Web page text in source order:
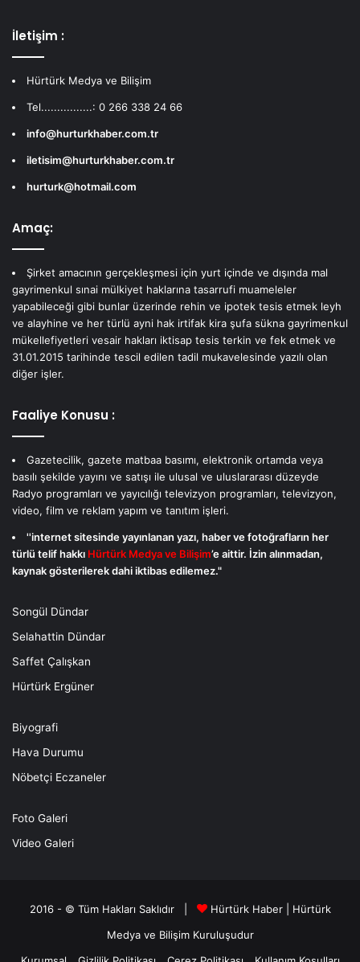
İletişim :
Hürtürk Medya ve Bilişim
Tel................: 0 266 338 24 66
info@hurturkhaber.com.tr
iletisim@hurturkhaber.com.tr
hurturk@hotmail.com
Amaç:
Şirket amacının gerçekleşmesi için yurt içinde ve dışında mal
gayrimenkul sınai mülkiyet haklarına tasarrufi muameleler
yapabileceği gibi bunlar üzerinde rehin ve ipotek tesis etmek leyh
ve alayhine ve her türlü ayni hak irtifak kira şufa sükna gayrimenkul
mükellefiyetleri vesair hakları iktisap tesis terkin ve fek etmek ve
31.01.2015 tarihinde tescil edilen tadil mukavelesinde yazılı olan
diğer işler.
Faaliye Konusu :
Gazetecilik, gazete matbaa basımı, elektronik ortamda veya
basılı şekilde yayını ve satışı ile ulusal ve uluslararası düzeyde
Radyo programları ve yayıcılığı televizyon programları, televizyon,
video, film ve reklam yapım ve tanıtım işleri.
''internet sitesinde yayınlanan yazı, haber ve fotoğrafların her
türlü telif hakkı Hürtürk Medya ve Bilişim’e aittir. İzin alınmadan,
kaynak gösterilerek dahi iktibas edilemez."
Songül Dündar
Selahattin Dündar
Saffet Çalışkan
Hürtürk Ergüner
Biyografi
Hava Durumu
Nöbetçi Eczaneler
Foto Galeri
Video Galeri
2016 - © Tüm Hakları Saklıdır | Hürtürk Haber
Hürtürk
Medya ve BilişimKuruluşudur